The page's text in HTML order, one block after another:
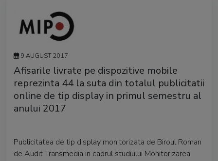
9 AUGUST 2017
Afisarile livrate pe dispozitive mobile
reprezinta 44 la suta din totalul publicitatii
online de tip display in primul semestru al
anului 2017
Publicitatea de tip display monitorizata de Biroul Roman
de Audit Transmedia in cadrul studiului Monitorizarea